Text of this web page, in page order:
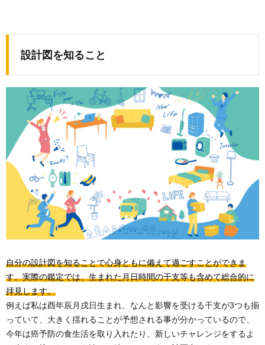
設計図を知ること
自分の設計図を知ることで心身ともに備えて過ごすことができま
す。実際の鑑定では、生まれた月日時間の干支等も含めて総合的に
拝見します。
例えば私は酉年辰月戌日生まれ、なんと影響を受ける干支が3つも揃
っていて、大きく揺れることが予想される事が分かっているので、
今年は癌予防の食生活を取り入れたり、新しいチャレンジをするよ